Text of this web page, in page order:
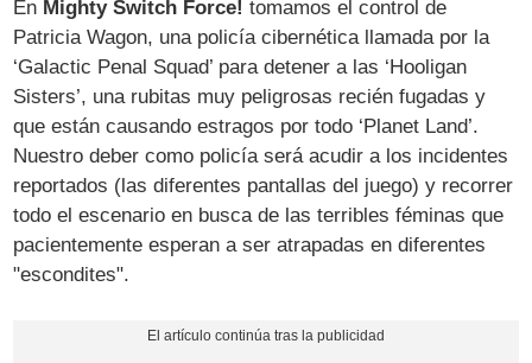
En Mighty Switch Force! tomamos el control de
Patricia Wagon, una policía cibernética llamada por la
‘Galactic Penal Squad’ para detener a las ‘Hooligan
Sisters’, una rubitas muy peligrosas recién fugadas y
que están causando estragos por todo ‘Planet Land’.
Nuestro deber como policía será acudir a los incidentes
reportados (las diferentes pantallas del juego) y recorrer
todo el escenario en busca de las terribles féminas que
pacientemente esperan a ser atrapadas en diferentes
"escondites".